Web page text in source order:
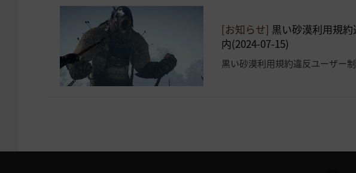
[お知らせ] 黒い砂漠利用規
内(2024-07-15)
黒い砂漠利用規約違反ユーザー